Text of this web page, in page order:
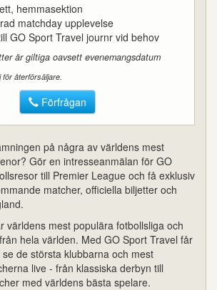
hemmasektion
matchday upplevelse
GO Sport Travel journr vid behov
är giltiga oavsett evenemangsdatum
återförsäljare.
Förfrågan
på några av världens mest
Gör en intresseanmälan för GO
till Premier League och få exklusiv
matcher, officiella biljetter och
världens mest populära fotbollsliga och
hela världen. Med GO Sport Travel får
de största klubbarna och mest
live - från klassiska derbyn till
med världens bästa spelare.